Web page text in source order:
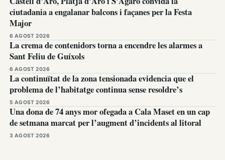
ciutadania a engalanar balcons i façanes per la Festa
Major
6 AGOST 2026
La crema de contenidors torna a encendre les alarmes a
Sant Feliu de Guíxols
6 AGOST 2026
La continuïtat de la zona tensionada evidencia que el
problema de l’habitatge continua sense resoldre’s
5 AGOST 2026
Una dona de 74 anys mor ofegada a Cala Maset en un cap
de setmana marcat per l’augment d’incidents al litoral
3 AGOST 2026